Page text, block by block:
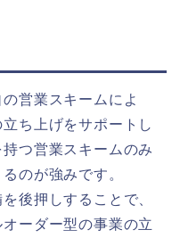
営業スキームによ
ち上げをサポートし
つ営業スキームのみ
のが強みです。
後押しすることで、
ーダー型の事業の立